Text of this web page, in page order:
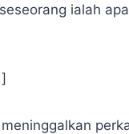
ialah